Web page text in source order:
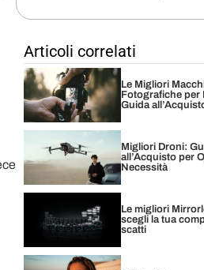
Articoli correlati
Le Migliori
Fotografiche per
Guida
Migliori Droni:
all’Acquisto per
Necessità
Le migliori
scegli la tua
scatti